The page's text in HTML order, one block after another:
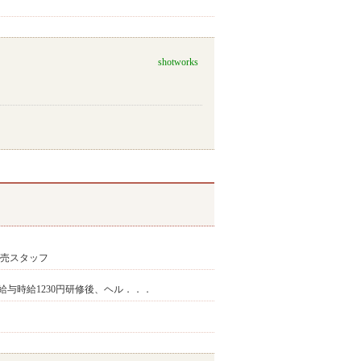
shotworks
スタッフ
与時給1230円研修後、ヘル．．．